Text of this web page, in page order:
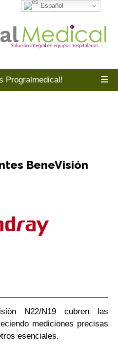
Progralmedical!
BeneVisión
N22/N19 cubren las
mediciones precisas
esenciales.
Español